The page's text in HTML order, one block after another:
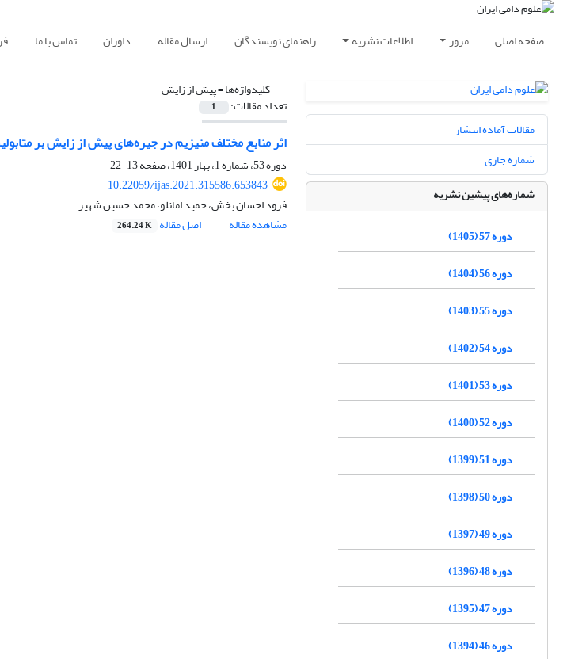
صفحه اصلی مرور اطلاعات نشریه راهنمای نویسندگان ارسال مقاله داوران تماس با ما
کلیدواژه‌ها =پیش از زایش
تعداد مقالات: 1
اثر منابع مختلف منیزیم در جیره‌های پیش از زایش بر
دوره 53، شماره 1، بهار 1401، صفحه
13-22
10.22059/ijas.2021.315586.653843
فرود احسان بخش، حمید امانلو، محمد حسین شهیر
مشاهده مقاله
اصل مقاله 264.24 K
مقالات آماده انتشار
شماره جاری
شماره‌های پیشین نشریه
دوره 57 (1405)
دوره 56 (1404)
دوره 55 (1403)
دوره 54 (1402)
دوره 53 (1401)
دوره 52 (1400)
دوره 51 (1399)
دوره 50 (1398)
دوره 49 (1397)
دوره 48 (1396)
دوره 47 (1395)
دوره 46 (1394)